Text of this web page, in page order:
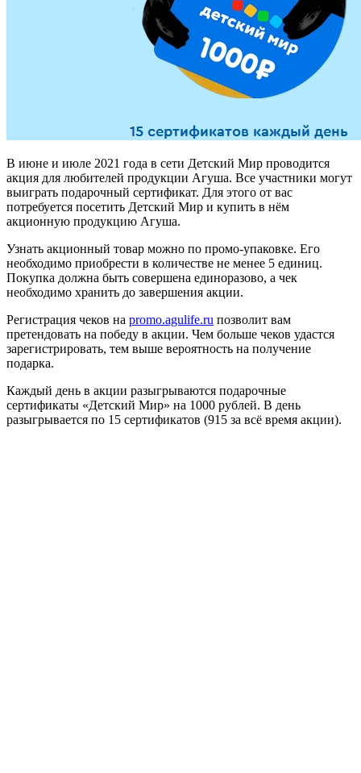
В июне и июле 2021 года в сети Детский Мир проводится
акция для любителей продукции Агуша. Все участники могут
выиграть подарочный сертификат. Для этого от вас
потребуется посетить Детский Мир и купить в нём
акционную продукцию Агуша.
Узнать акционный товар можно по промо-упаковке. Его
необходимо приобрести в количестве не менее 5 единиц.
Покупка должна быть совершена единоразово, а чек
необходимо хранить до завершения акции.
Регистрация чеков на promo.agulife.ru позволит вам
претендовать на победу в акции. Чем больше чеков удастся
зарегистрировать, тем выше вероятность на получение
подарка.
Каждый день в акции разыгрываются подарочные
сертификаты «Детский Мир» на 1000 рублей. В день
разыгрывается по 15 сертификатов (915 за всё время акции).